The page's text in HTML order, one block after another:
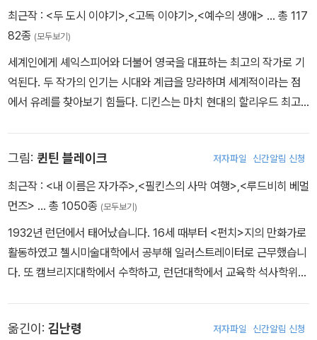
최근작 : <두 도시 이야기>,<고독 이야기>,<예수의 생애> … 총 117
82종 (모두보기)
세계인에게 셰익스피어와 더불어 영국을 대표하는 최고의 작가로 기
억된다. 두 작가의 인기는 시대와 계급을 망라하며 세계적이라는 점
에서 유례를 찾아보기 힘들다. 디킨스는 마치 현대의 할리우드 최고
영향을 미쳤다. 디킨스의 탁월성은 대중성과 사회 현안에 대한 성찰
에 있다. 디킨스의 대중성은 어린 시절의 경험에 기인한다. 말단 공무
원이었던 그의 아버지는 낙천적 성격으로 돈의 씀씀이가 커서 항상
야 열한 살 때에는 아버지가 채무자 감옥(Debt Prison)에 수감되어
온 가족이 아버지와 함께 감옥에서 1년가량 생활하게 된다. 장남인 그
는 학업을 중단하게 되고 구두약 공장에 보내진다. 소설을 즐겨 읽고
꿈 많던 소년 디킨스는 공부할 기회를 박탈당한 채 가난한 아이들 틈
에 끼어 일해야 하는 상황에 깊이 상처를 입었다. 디킨스에게 심리적
그림: 퀸틴 블레이크 저자파일 신간알림 신청
최근작 : <내 이름은 자가주>,<필킨스의 사막 여행>,<루드비히 베멀
먼즈> … 총 1050종 (모두보기)
1932년 런던에서 태어났습니다. 16세 때부터 <펀치>지의 만화가로
활동하였고 첼시미술대학에서 공부해 일러스트레이터로 근무했습니
다. 또 캠브리지대학에서 수학하고, 런던대학에서 교육학 석사학위를
장》, 《데이지는 못 말려》, 《앵무새 열두 마리》, 《하늘을 나는 돛단배》
옮긴이: 김난령 저자파일 신간알림 신청